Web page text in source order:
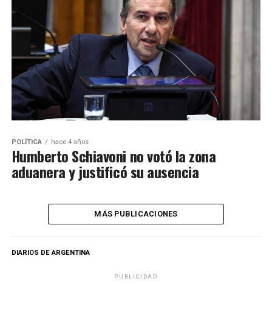
POLÍTICA hace 4 años
Humberto Schiavoni no votó la zona
aduanera y justificó su ausencia
MÁS PUBLICACIONES
DIARIOS DE ARGENTINA
PUBLICIDAD